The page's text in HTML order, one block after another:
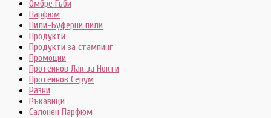
Омбре Гъби
Парфюм
Пили-Буферни пили
Продукти
Продукти за стампинг
Промоции
Протеинов Лак за Нокти
Протеинов Серум
Разни
Ръкавици
Салонен Парфюм